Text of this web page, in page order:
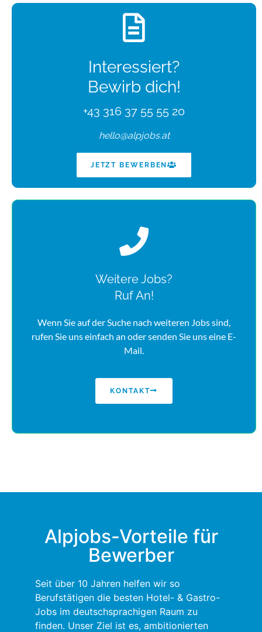
Interessiert?
Bewirb dich!
+43 316 37 55 55 20
hello@alpjobs.at
JETZT BEWERBEN
Weitere Jobs?
Ruf An!
Wenn Sie auf der Suche nach weiteren Jobs sind,
rufen Sie uns einfach an oder senden Sie uns eine E-
Mail.
KONTAKT
Alpjobs-Vorteile für
Bewerber
Seit über 10 Jahren helfen wir so
Berufstätigen die besten Hotel- & Gastro-
Jobs im deutschsprachigen Raum zu
finden. Unser Ziel ist es, ambitionierten